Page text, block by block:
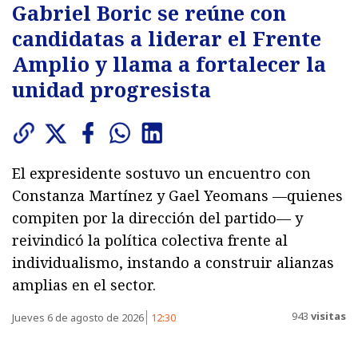
Gabriel Boric se reúne con
candidatas a liderar el Frente
Amplio y llama a fortalecer la
unidad progresista
El expresidente sostuvo un encuentro con
Constanza Martínez y Gael Yeomans —quienes
compiten por la dirección del partido— y
reivindicó la política colectiva frente al
individualismo, instando a construir alianzas
amplias en el sector.
Jueves 6 de agosto de 2026 12:30 943 visitas